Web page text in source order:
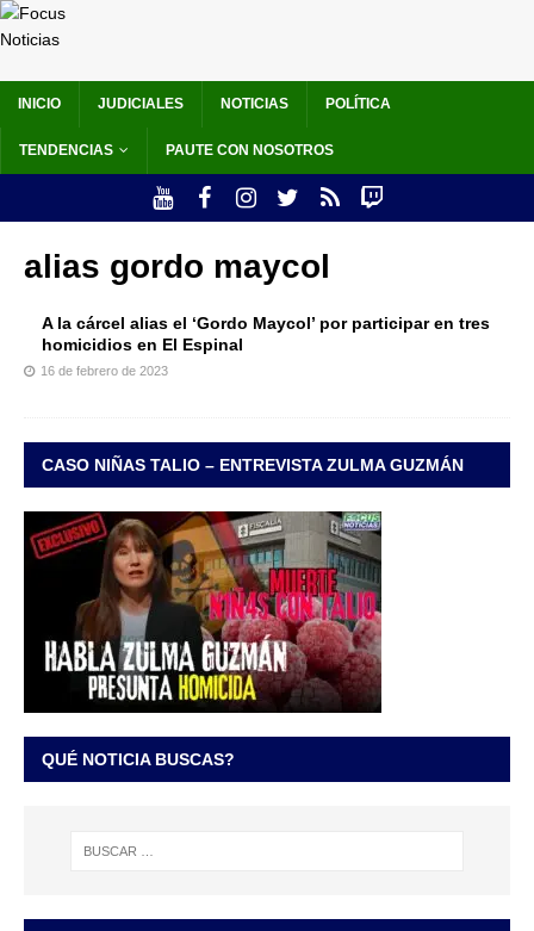
INICIO JUDICIALES NOTICIAS POLÍTICA
TENDENCIAS PAUTE CON NOSOTROS
alias gordo maycol
A la cárcel alias el ‘Gordo Maycol’ por participar en tres
homicidios en El Espinal
16 de febrero de 2023
CASO NIÑAS TALIO – ENTREVISTA ZULMA GUZMÁN
QUÉ NOTICIA BUSCAS?